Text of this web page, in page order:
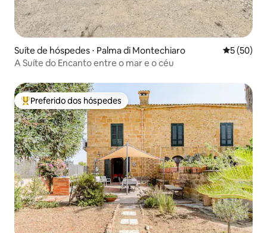
Suíte de hóspedes ⋅ Palma di Montechiaro 5 de uma
5 (50)
A Suíte do Encanto entre o mar e o céu
Entre os melhores preferidos dos hóspedes
Preferido dos hóspedes